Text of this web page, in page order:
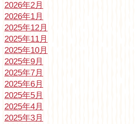
2026年2月
2026年1月
2025年12月
2025年11月
2025年10月
2025年9月
2025年7月
2025年6月
2025年5月
2025年4月
2025年3月